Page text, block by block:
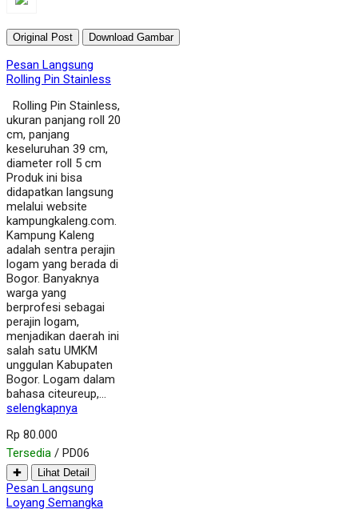
Original Post Download Gambar
Pesan Langsung
Rolling Pin Stainless
Rolling Pin Stainless,
ukuran panjang roll 20
cm, panjang
keseluruhan 39 cm,
diameter roll 5 cm
Produk ini bisa
didapatkan langsung
melalui website
kampungkaleng.com.
Kampung Kaleng
adalah sentra perajin
logam yang berada di
Bogor. Banyaknya
warga yang
berprofesi sebagai
perajin logam,
menjadikan daerah ini
salah satu UMKM
unggulan Kabupaten
Bogor. Logam dalam
bahasa citeureup,…
selengkapnya
Rp 80.000
Tersedia / PD06
✚ Lihat Detail
Pesan Langsung
Loyang Semangka